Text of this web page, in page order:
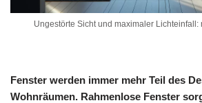
Ungestörte Sicht und maximaler Lichteinfall:
Fenster werden immer mehr Teil des
Wohnräumen. Rahmenlose Fenster